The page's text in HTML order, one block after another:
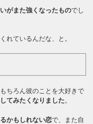
がまた強くなったものでし
れているんだな、と。
ちろん彼のことを大好きで
てみたくなりました。
かもしれない恋で、また自